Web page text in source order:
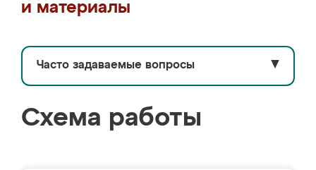
и материалы
Часто задаваемые вопросы ▼
Схема работы